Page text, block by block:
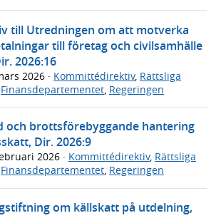
till Utredningen om att motverka
till företag och civilsamhälle
2026:16
2026 · Kommittédirektiv, Rättsliga
Finansdepartementet Regeringen
och brottsförebyggande hantering
Dir. 2026:9
2026 · Kommittédirektiv, Rättsliga
Finansdepartementet, Regeringen
om källskatt på utdelning,